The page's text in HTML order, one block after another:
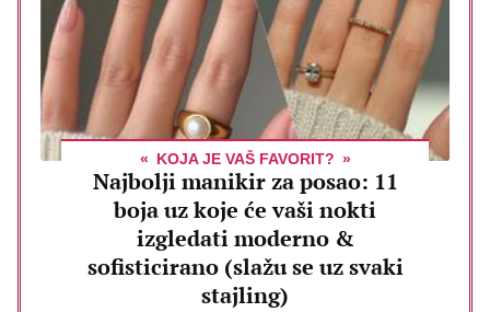
KOJA JE VAŠ FAVORIT?
Najbolji manikir za posao: 11
boja uz koje će vaši nokti
izgledati moderno &
sofisticirano (slažu se uz svaki
stajling)